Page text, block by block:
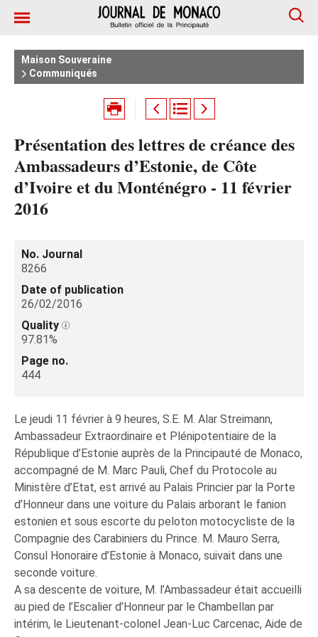
Maison Souveraine
Communiqués
Présentation des lettres de créance des
Ambassadeurs d’Estonie, de Côte
d’Ivoire et du Monténégro - 11 février
2016
No. Journal
8266
Date of publication
26/02/2016
Quality
97.81%
Page no.
444
Le jeudi 11 février à 9 heures, S.E. M. Alar Streimann,
Ambassadeur Extraordinaire et Plénipotentiaire de la
République d’Estonie auprès de la Principauté de Monaco,
accompagné de M. Marc Pauli, Chef du Protocole au
Ministère d’Etat, est arrivé au Palais Princier par la Porte
d’Honneur dans une voiture du Palais arborant le fanion
estonien et sous escorte du peloton motocycliste de la
Compagnie des Carabiniers du Prince. M. Mauro Serra,
Consul Honoraire d’Estonie à Monaco, suivait dans une
seconde voiture.
A sa descente de voiture, M. l’Ambassadeur était accueilli
au pied de l’Escalier d’Honneur par le Chambellan par
intérim, le Lieutenant-colonel Jean-Luc Carcenac, Aide de